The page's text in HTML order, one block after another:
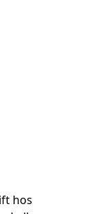
hos